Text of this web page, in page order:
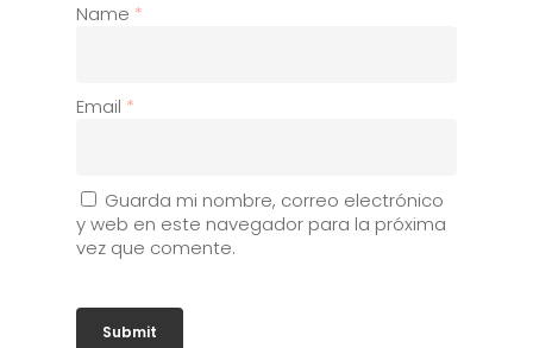
Name *
Email *
Guarda mi nombre, correo electrónico
y web en este navegador para la próxima
vez que comente.